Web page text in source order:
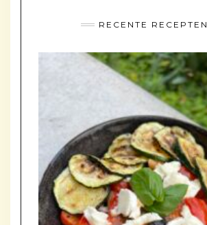
RECENTE RECEPTEN